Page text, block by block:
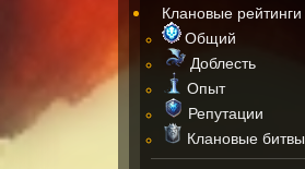
Клановые рейтинги
Общий
Доблесть
Опыт
Репутации
Клановые битвы